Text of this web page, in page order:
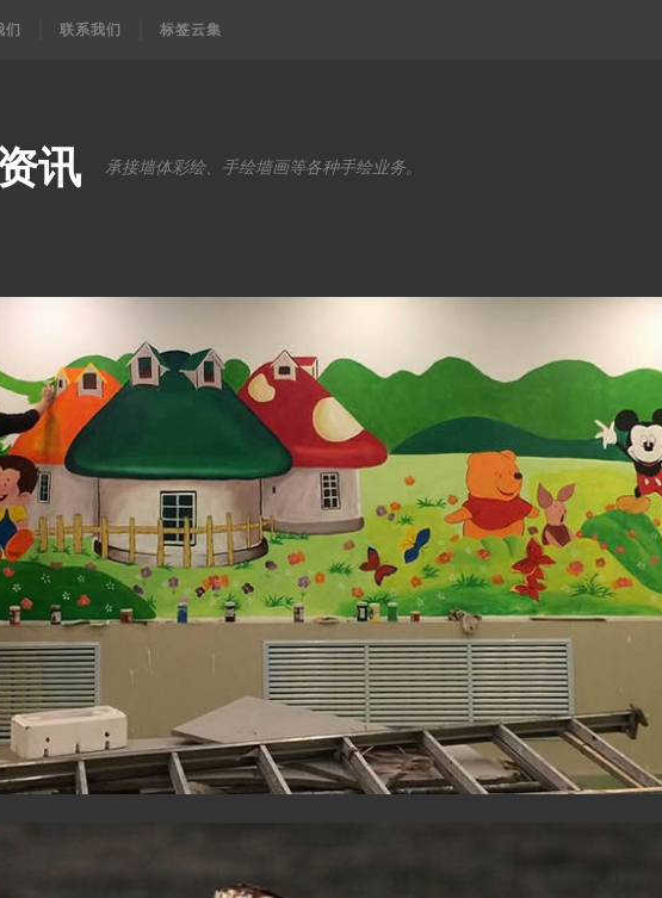
们 联系我们 标签云集
讯 承接墙体彩绘、手绘墙画等各种手绘业务。